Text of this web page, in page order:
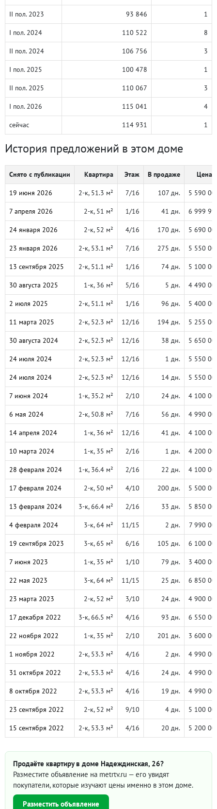
II пол. 2023 93 846 1
I пол. 2024 110 522 8
II пол. 2024 106 756 3
I пол. 2025 100 478 1
II пол. 2025 110 067 3
I пол. 2026 115 041 4
сейчас 114 931 1
История предложений в этом доме
Снято с публикации Квартира Этаж В продаже Цена,
19 июня 2026 2-к, 51.3 м² 7/16 107 дн. 5 590
7 апреля 2026 2-к, 51 м² 1/16 41 дн. 6 999
24 января 2026 2-к, 52 м² 4/16 170 дн. 5 690
23 января 2026 2-к, 53.1 м² 7/16 275 дн. 5 550
13 сентября 2025 2-к, 51.1 м² 1/16 74 дн. 5 100
30 августа 2025 1-к, 36 м² 5/16 5 дн. 4 490
2 июля 2025 2-к, 51.1 м² 1/16 96 дн. 5 400
11 марта 2025 2-к, 52.3 м² 12/16 194 дн. 5 255
30 августа 2024 2-к, 52.3 м² 12/16 38 дн. 5 650
24 июля 2024 2-к, 52.3 м² 12/16 1 дн. 5 550
24 июля 2024 2-к, 52.3 м² 12/16 14 дн. 5 550
7 июня 2024 1-к, 35.2 м² 2/10 24 дн. 4 100
6 мая 2024 2-к, 50.8 м² 7/16 56 дн. 4 990
14 апреля 2024 1-к, 36 м² 12/16 41 дн. 4 100
10 марта 2024 1-к, 35 м² 2/16 1 дн. 4 200
28 февраля 2024 1-к, 36.4 м² 2/16 22 дн. 4 100
17 февраля 2024 2-к, 50 м² 4/10 200 дн. 5 500
13 февраля 2024 3-к, 66.4 м² 2/16 33 дн. 5 850
4 февраля 2024 3-к, 64 м² 11/15 2 дн. 7 990
19 сентября 2023 3-к, 65 м² 6/16 105 дн. 6 100
7 июня 2023 1-к, 35 м² 1/10 79 дн. 3 400
22 мая 2023 3-к, 64 м² 11/15 25 дн. 6 850
23 марта 2023 2-к, 52 м² 3/10 24 дн. 4 900
17 декабря 2022 3-к, 66.5 м² 4/16 93 дн. 6 550
22 ноября 2022 1-к, 35 м² 2/10 201 дн. 3 600
1 ноября 2022 2-к, 53.3 м² 4/16 2 дн. 4 990
31 октября 2022 2-к, 53.3 м² 4/16 24 дн. 4 990
8 октября 2022 2-к, 53.3 м² 4/16 19 дн. 4 990
23 сентября 2022 2-к, 52 м² 9/10 4 дн. 5 100
15 сентября 2022 2-к, 53.3 м² 4/16 20 дн. 5 200
Продаёте квартиру в доме Надеждинская, 26?
Разместите объявление на metrtv.ru — его увидят
покупатели, которые изучают цены именно в этом доме.
Разместить объявление